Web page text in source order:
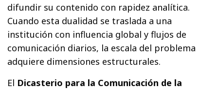
difundir su contenido con rapidez analítica.
Cuando esta dualidad se traslada a una
institución con influencia global y flujos de
comunicación diarios, la escala del problema
adquiere dimensiones estructurales.
El Dicasterio para la Comunicación de la